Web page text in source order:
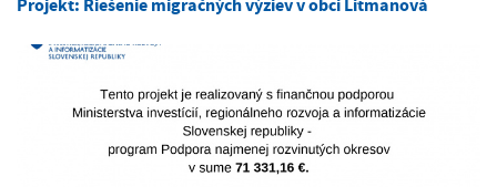
Projekt: Riešenie migračných výziev v obci Litmanová